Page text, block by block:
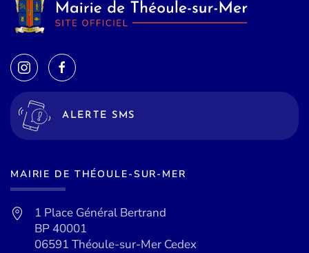
ALERTE SMS
MAIRIE DE THÉOULE-SUR-MER
1 Place Général Bertrand
BP 40001
06591 Théoule-sur-Mer Cedex